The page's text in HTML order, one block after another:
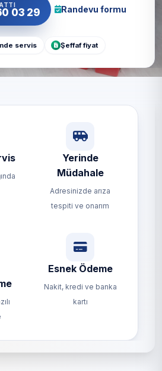
03 29 Randevu formu
servis Şeffaf fiyat
Yerinde
Müdahale
Adresinizde arıza
tespiti ve onarım
Esnek Ödeme
Nakit, kredi ve banka
kartı